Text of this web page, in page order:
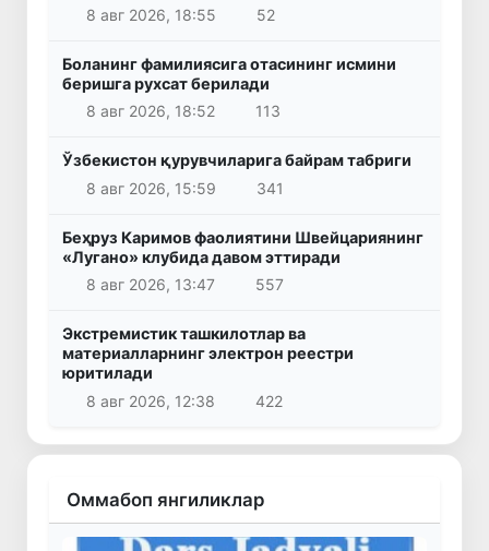
8 авг 2026, 18:55
52
Боланинг фамилиясига отасининг исмини
беришга рухсат берилади
8 авг 2026, 18:52
113
Ўзбекистон қурувчиларига байрам табриги
8 авг 2026, 15:59
341
Беҳруз Каримов фаолиятини Швейцариянинг
«Лугано» клубида давом эттиради
8 авг 2026, 13:47
557
Экстремистик ташкилотлар ва
материалларнинг электрон реестри
юритилади
8 авг 2026, 12:38
422
Оммабоп янгиликлар